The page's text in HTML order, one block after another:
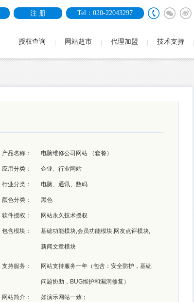
Tel：020-22043297
注 册
授权查询 网站超市 代理加盟 技术支持
产品名称： 电脑维修公司网站 （套餐）
应用分类： 企业、行业网站
行业分类： 电脑、通讯、数码
颜色分类： 黑色
软件授权： 网站永久技术授权
包含模块： 基础功能模块,会员功能模块,网友点评模块,
新闻文章模块
支持服务： 网站支持服务一年（包含：安全防护，基础
问题协助，BUG维护和漏洞修复）
网站简介： 如演示网站一致；